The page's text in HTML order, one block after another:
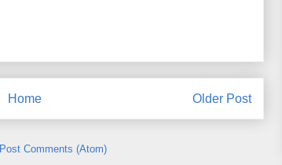
Older Post
Home
Post Comments (Atom)